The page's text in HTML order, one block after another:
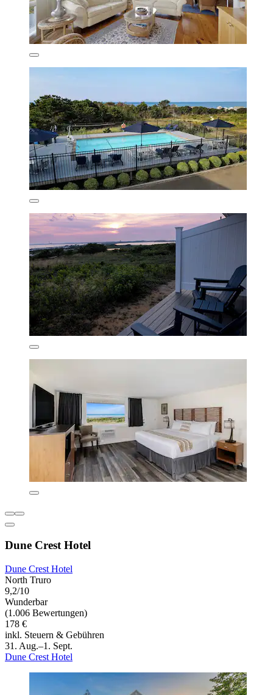
Dune Crest Hotel
Dune Crest Hotel
North Truro
9,2/10
Wunderbar
(1.006 Bewertungen)
178 €
inkl. Steuern & Gebühren
31. Aug.–1. Sept.
Dune Crest Hotel